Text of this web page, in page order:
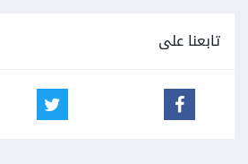
تابعنا على